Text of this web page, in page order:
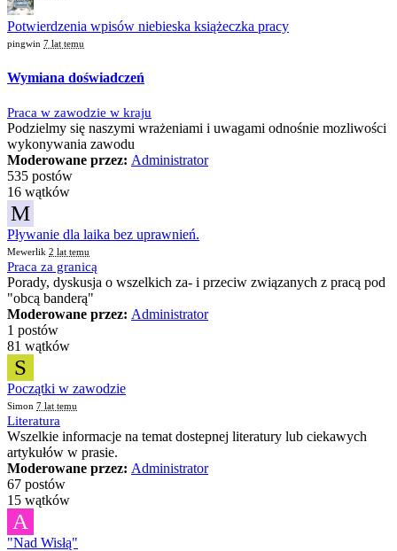
Potwierdzenia wpisów niebieska książeczka pracy
pingwin 7 lat temu
Wymiana doświadczeń
Praca w zawodzie w kraju
Podzielmy się naszymi wrażeniami i uwagami odnośnie mozliwości
wykonywania zawodu
Moderowane przez: Administrator
535 postów
16 wątków
M
Pływanie dla laika bez uprawnień.
Mewerlik 2 lat temu
Praca za granicą
Porady, dyskusja o wszelkich za- i przeciw związanych z pracą pod
"obcą banderą"
Moderowane przez: Administrator
1 postów
81 wątków
S
Początki w zawodzie
Simon 7 lat temu
Literatura
Wszelkie informacje na temat dostepnej literatury lub ciekawych
artykułów w prasie.
Moderowane przez: Administrator
67 postów
15 wątków
A
"Nad Wisłą"